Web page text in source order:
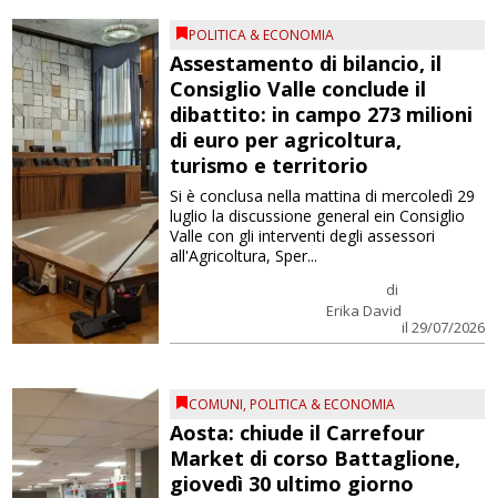
POLITICA & ECONOMIA
Assestamento di bilancio, il
Consiglio Valle conclude il
dibattito: in campo 273 milioni
di euro per agricoltura,
turismo e territorio
di
Erika David
il 29/07/2026
Si è conclusa nella mattina di mercoledì 29
luglio la discussione general ein Consiglio
Valle con gli interventi degli assessori
all'Agricoltura, Sper...
COMUNI, POLITICA & ECONOMIA
Aosta: chiude il Carrefour
Market di corso Battaglione,
giovedì 30 ultimo giorno